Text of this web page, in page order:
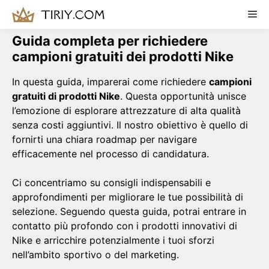
content
Guida completa per richiedere
campioni gratuiti dei prodotti Nike
In questa guida, imparerai come richiedere campioni
gratuiti di prodotti Nike. Questa opportunità unisce
l’emozione di esplorare attrezzature di alta qualità
senza costi aggiuntivi. Il nostro obiettivo è quello di
fornirti una chiara roadmap per navigare
efficacemente nel processo di candidatura.
Ci concentriamo su consigli indispensabili e
approfondimenti per migliorare le tue possibilità di
selezione. Seguendo questa guida, potrai entrare in
contatto più profondo con i prodotti innovativi di
Nike e arricchire potenzialmente i tuoi sforzi
nell’ambito sportivo o del marketing.